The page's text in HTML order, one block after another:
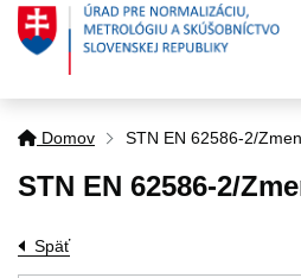
Domov STN EN 62586-2/
STN EN 62586-2/
Späť